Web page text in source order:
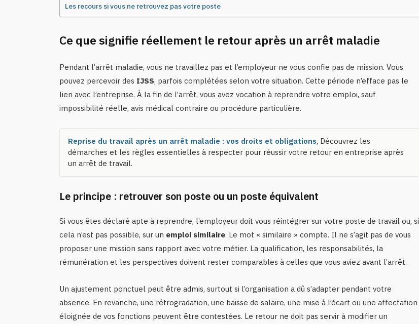
Les recours si vous ne retrouvez pas votre poste
Ce que signifie réellement le retour après un arrêt maladie
Pendant l’arrêt maladie, vous ne travaillez pas et l’employeur ne vous confie pas de mission. Vous
pouvez percevoir des IJSS, parfois complétées selon votre situation. Cette période n’efface pas le
lien avec l’entreprise. À la fin de l’arrêt, vous avez vocation à reprendre votre emploi, sauf
impossibilité réelle, avis médical contraire ou procédure particulière.
Reprise du travail après un arrêt maladie : vos droits et obligations, Découvrez les
démarches et les règles essentielles à respecter pour réussir votre retour en entreprise après
un arrêt de travail.
Le principe : retrouver son poste ou un poste équivalent
Si vous êtes déclaré apte à reprendre, l’employeur doit vous réintégrer sur votre poste de travail ou, si
cela n’est pas possible, sur un emploi similaire. Le mot « similaire » compte. Il ne s’agit pas de vous
proposer une mission sans rapport avec votre métier. La qualification, les responsabilités, la
rémunération et les perspectives doivent rester comparables à celles que vous aviez avant l’arrêt.
Un ajustement ponctuel peut être admis, surtout si l’organisation a dû s’adapter pendant votre
absence. En revanche, une rétrogradation, une baisse de salaire, une mise à l’écart ou une affectation
éloignée de vos fonctions peuvent être contestées. Le retour ne doit pas servir à modifier un